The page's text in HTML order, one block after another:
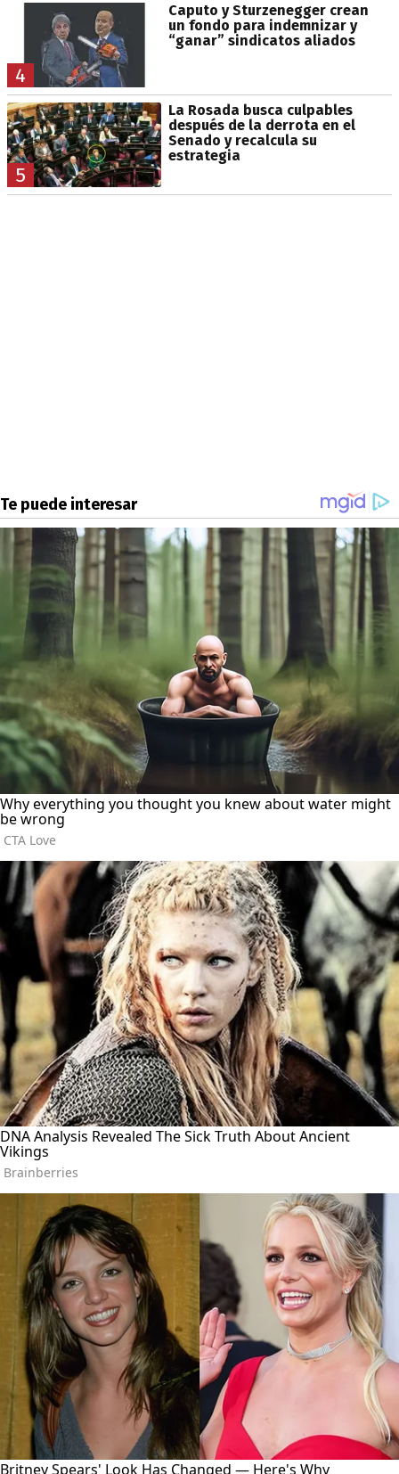
4
Caputo y Sturzenegger crean
un fondo para indemnizar y
“ganar” sindicatos aliados
5
La Rosada busca culpables
después de la derrota en el
Senado y recalcula su
estrategia